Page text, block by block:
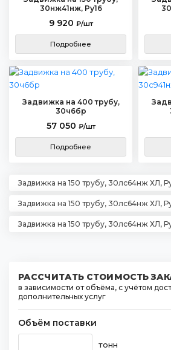
30нж41нж, Ру16
9 920 ₽/шт
Подробнее
Задвижка на 400 трубу,
30ч6бр
57 050 ₽/шт
Подробнее
Задвижка на 150 трубу, 30лс64нж ХЛ,
Задвижка на 150 трубу, 30лс64нж ХЛ,
Задвижка на 150 трубу, 30лс64нж ХЛ,
РАССЧИТАТЬ СТОИМОСТЬ
в зависимости от объёма, с учётом
дополнительных услуг
Объём поставки
тонн